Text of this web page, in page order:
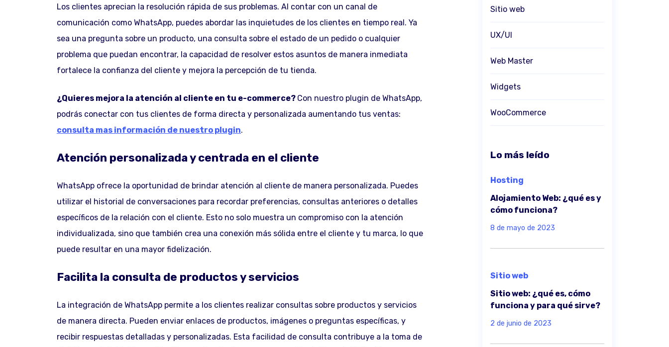
Los clientes aprecian la resolución rápida de sus problemas. Al contar con un canal de
comunicación como WhatsApp, puedes abordar las inquietudes de los clientes en tiempo real. Ya
sea una pregunta sobre un producto, una consulta sobre el estado de un pedido o cualquier
problema que puedan encontrar, la capacidad de resolver estos asuntos de manera inmediata
fortalece la confianza del cliente y mejora la percepción de tu tienda.
¿Quieres mejora la atención al cliente en tu e-commerce? Con nuestro plugin de WhatsApp,
podrás conectar con tus clientes de forma directa y personalizada aumentando tus ventas:
consulta mas información de nuestro plugin.
Atención personalizada y centrada en el cliente
WhatsApp ofrece la oportunidad de brindar atención al cliente de manera personalizada. Puedes
utilizar el historial de conversaciones para recordar preferencias, consultas anteriores o detalles
específicos de la relación con el cliente. Esto no solo muestra un compromiso con la atención
individualizada, sino que también crea una conexión más sólida entre el cliente y tu marca, lo que
puede resultar en una mayor fidelización.
Facilita la consulta de productos y servicios
La integración de WhatsApp permite a los clientes realizar consultas sobre productos y servicios
de manera directa. Pueden enviar enlaces de productos, imágenes o preguntas específicas, y
recibir respuestas detalladas y personalizadas. Esta facilidad de consulta contribuye a la toma de
Sitio web
UX/UI
Web Master
Widgets
WooCommerce
Lo más leído
Hosting
Alojamiento Web: ¿qué es y
cómo funciona?
8 de mayo de 2023
Sitio web
Sitio web: ¿qué es, cómo
funciona y para qué sirve?
2 de junio de 2023